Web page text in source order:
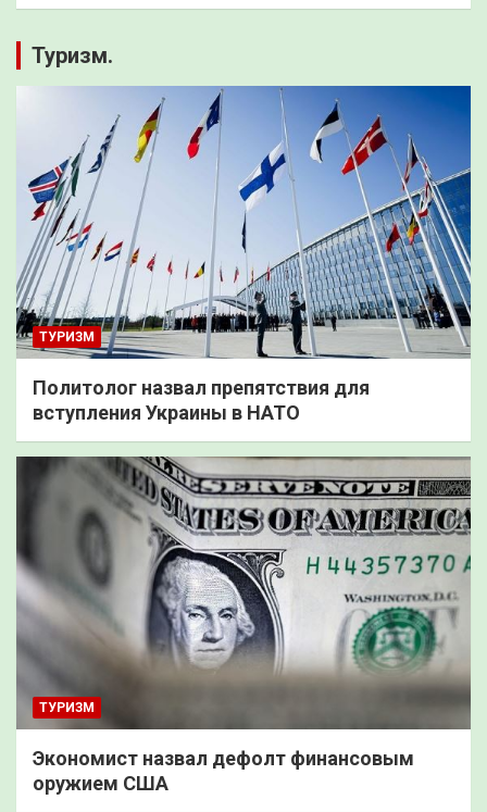
Туризм.
ТУРИЗМ
Политолог назвал препятствия для
вступления Украины в НАТО
ТУРИЗМ
Экономист назвал дефолт финансовым
оружием США